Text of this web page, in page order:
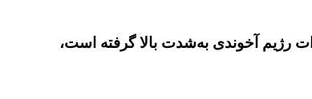
رژیم آخوندی به‌شدت بالا گرفته است،